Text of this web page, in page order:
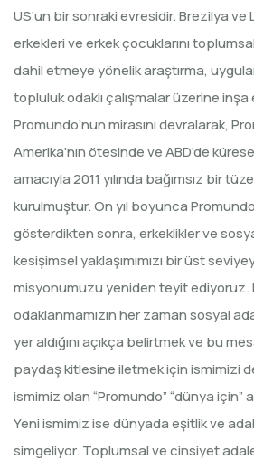
US’un bir sonraki evresidir. Brezilya ve
erkekleri ve erkek çocuklarını
dahil etmeye yönelik araştırma,
topluluk odaklı çalışmalar üzerine
Promundo’nun mirasını devralarak,
Amerika'nın ötesinde ve ABD’de
amacıyla 2011 yılında bağımsız bir
kurulmuştur. On yıl boyunca
gösterdikten sonra, erkeklikler ve
kesişimsel yaklaşımımızı bir üst
misyonumuzu yeniden teyit ediyoruz.
odaklanmamızın her zaman sosyal
yer aldığını açıkça belirtmek ve bu
paydaş kitlesine iletmek için ismimizi
ismimiz olan “Promundo” “dünya için”
Yeni ismimiz ise dünyada eşitlik ve
simgeliyor. Toplumsal ve cinsiyet